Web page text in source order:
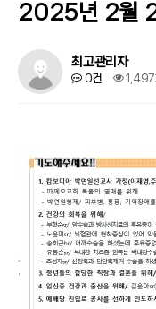
2025년 2월
최고관리자
0건 1,497